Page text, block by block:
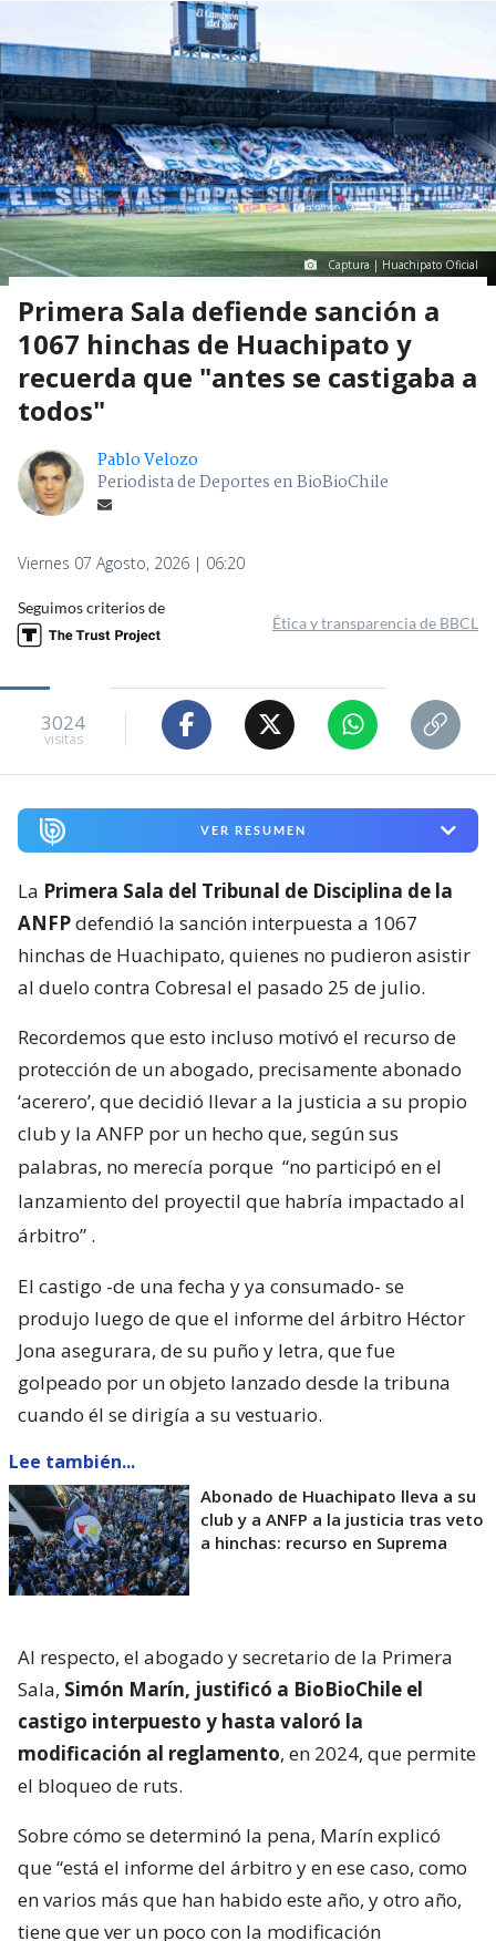
Captura | Huachipato Oficial
Primera Sala defiende sanción a
1067 hinchas de Huachipato y
recuerda que "antes se castigaba a
todos"
Pablo Velozo
Periodista de Deportes en BioBioChile
Viernes 07 Agosto, 2026 | 06:20
Seguimos criterios de
Ética y transparencia de BBCL
3024
visitas
VER RESUMEN
La Primera Sala del Tribunal de Disciplina de la
ANFPdefendió la sanción interpuesta a 1067
hinchas de Huachipato, quienes no pudieron asistir
al duelo contra Cobresal el pasado 25 de julio.
Recordemos que esto incluso motivó el recurso de
protección de un abogado, precisamente abonado
‘acerero’, que decidió llevar a la justicia a su propio
club y la ANFP por un hecho que, según sus
palabras, no merecía porque “no participó en el
lanzamiento del proyectil que habría impactado al
árbitro” .
El castigo -de una fecha y ya consumado- se
produjo luego de que el informe del árbitro Héctor
Jona asegurara, de su puño y letra, que fue
golpeado por un objeto lanzado desde la tribuna
cuando él se dirigía a su vestuario.
Lee también...
Abonado de Huachipato lleva a su
club y a ANFP a la justicia tras veto
a hinchas: recurso en Suprema
Al respecto, el abogado y secretario de la Primera
Sala, Simón Marín, justificó a BioBioChile el
castigo interpuesto y hasta valoró la
modificación al reglamento, en 2024, que permite
el bloqueo de ruts.
Sobre cómo se determinó la pena, Marín explicó
que “está el informe del árbitro y en ese caso, como
en varios más que han habido este año, y otro año,
tiene que ver un poco con la modificación